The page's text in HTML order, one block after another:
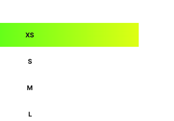
XS
S
M
L